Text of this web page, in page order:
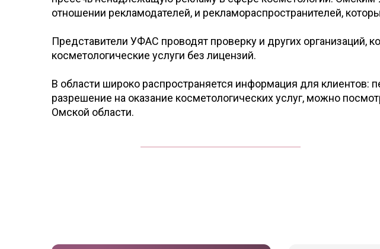
отношении рекламодателей, и рекламораспространителей,
Представители УФАС проводят проверку и других организаций,
косметологические услуги без лицензий.
В области широко распространяется информация для клиентов:
разрешение на оказание косметологических услуг, можно
Омской области.